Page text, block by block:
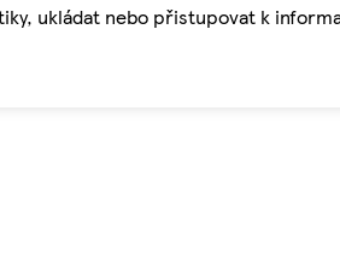
ukládat nebo přistupovat k